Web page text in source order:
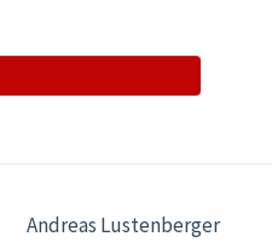
Andreas Lustenberger